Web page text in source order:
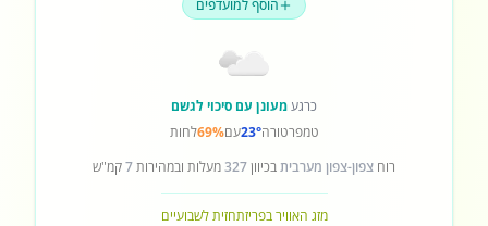
הוסף למועדפים
כרגעמעונן עם סיכוי לגשם
טמפרטורה23°עם69%לחות
רוח צפון-צפון מערביתבכיוון327מעלות ובמהירות7קמ"ש
מזג האוויר בפריזתחזית לשבועיים